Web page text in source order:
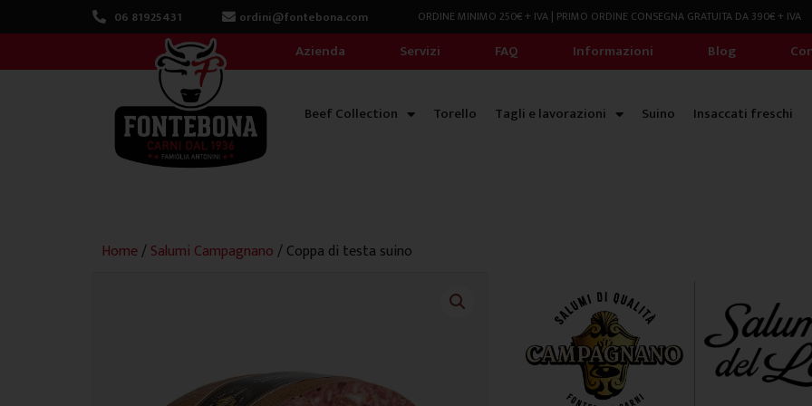
al
06 81925431 ordini@fontebona.com ORDINE MINIMO 250€ + IVA | PRIMO ORDINE CONSEGNA GRATUITA DA 390€ + IVA
Azienda
Servizi FAQ Informazioni Blog
Beef Collection Torello Tagli e lavorazioni Suino Insaccati freschi
Home/Salumi Campagnano/ Coppa di testa suino